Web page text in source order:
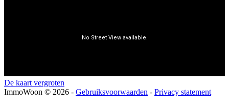
De kaart vergroten
ImmoWoon © 2026 - Gebruiksvoorwaarden - Privacy statement